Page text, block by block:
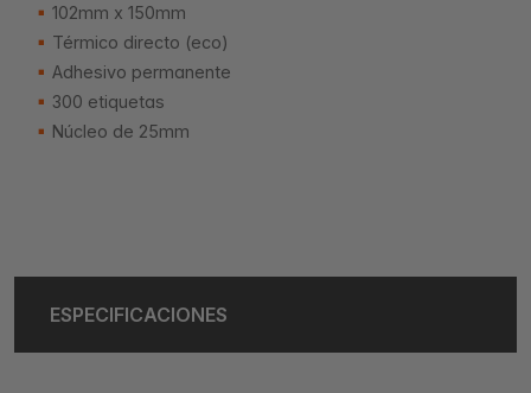
102mm x 150mm
Térmico directo (eco)
Adhesivo permanente
300 etiquetas
Núcleo de 25mm
ESPECIFICACIONES